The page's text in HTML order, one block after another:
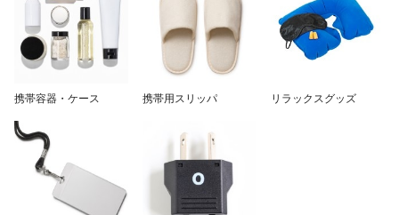
携帯容器・ケース 携帯用スリッパ リラックスグッズ